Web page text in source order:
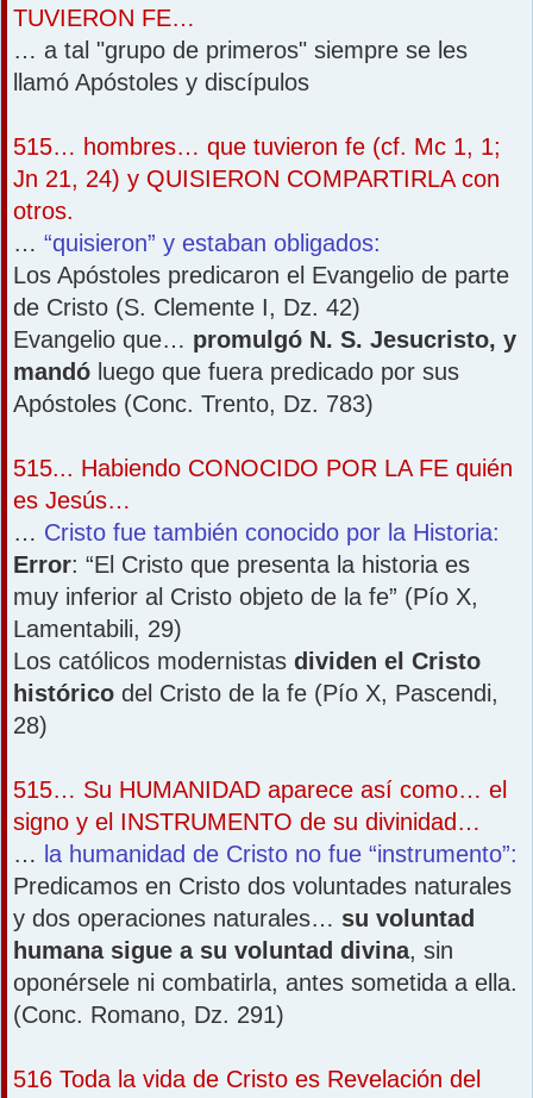
TUVIERON FE…
… a tal "grupo de primeros" siempre se les
llamó Apóstoles y discípulos
515… hombres… que tuvieron fe (cf. Mc 1, 1;
Jn 21, 24) y QUISIERON COMPARTIRLA con
otros.
… “quisieron” y estaban obligados:
Los Apóstoles predicaron el Evangelio de parte
de Cristo (S. Clemente I, Dz. 42)
Evangelio que… promulgó N. S. Jesucristo, y
mandó luego que fuera predicado por sus
Apóstoles (Conc. Trento, Dz. 783)
515... Habiendo CONOCIDO POR LA FE quién
es Jesús…
… Cristo fue también conocido por la Historia:
Error: “El Cristo que presenta la historia es
muy inferior al Cristo objeto de la fe” (Pío X,
Lamentabili, 29)
Los católicos modernistas dividen el Cristo
histórico del Cristo de la fe (Pío X, Pascendi,
28)
515… Su HUMANIDAD aparece así como… el
signo y el INSTRUMENTO de su divinidad…
… la humanidad de Cristo no fue “instrumento”:
Predicamos en Cristo dos voluntades naturales
y dos operaciones naturales… su voluntad
humana sigue a su voluntad divina, sin
oponérsele ni combatirla, antes sometida a ella.
(Conc. Romano, Dz. 291)
516 Toda la vida de Cristo es Revelación del